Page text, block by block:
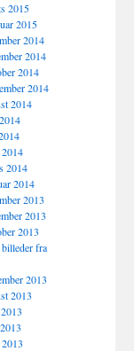
2015
2015
2014
2014
2014
2014
2014
2014
2014
2013
2013
2013
billeder fra
2013
2013